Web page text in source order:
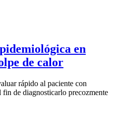
en
de calor
rápido al paciente con
fin de diagnosticarlo precozmente